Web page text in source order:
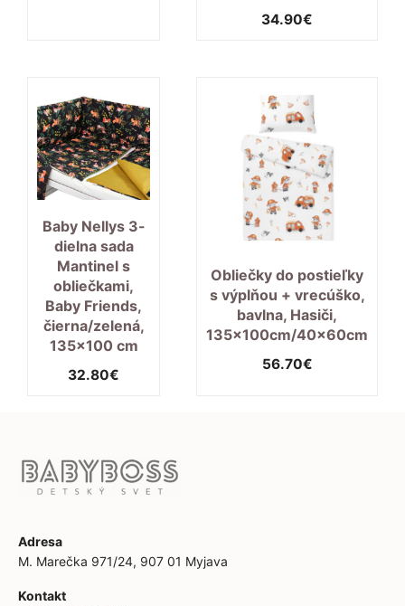
34.90€
Baby Nellys 3-
dielna sada
Mantinel s
obliečkami,
Baby Friends,
čierna/zelená,
135×100 cm
32.80€
Obliečky do postieľky
s výplňou + vrecúško,
bavlna, Hasiči,
135x100cm/40x60cm
56.70€
Adresa
M. Marečka 971/24, 907 01 Myjava
Kontakt